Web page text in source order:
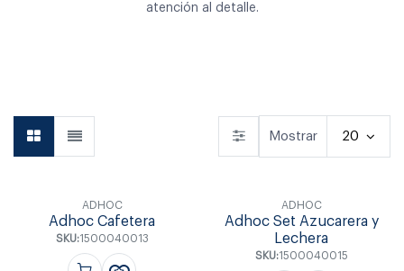
atención al detalle.
Mostrar 20
ADHOC
Adhoc Cafetera
SKU:1500040013
ADHOC
Adhoc Set Azucarera y
Lechera
SKU:1500040015